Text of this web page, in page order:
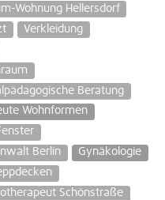
Wohnung Hellersdorf
Verkleidung
Beratung
Wohnformen
Berlin
Gynäkologie
Schönstraße